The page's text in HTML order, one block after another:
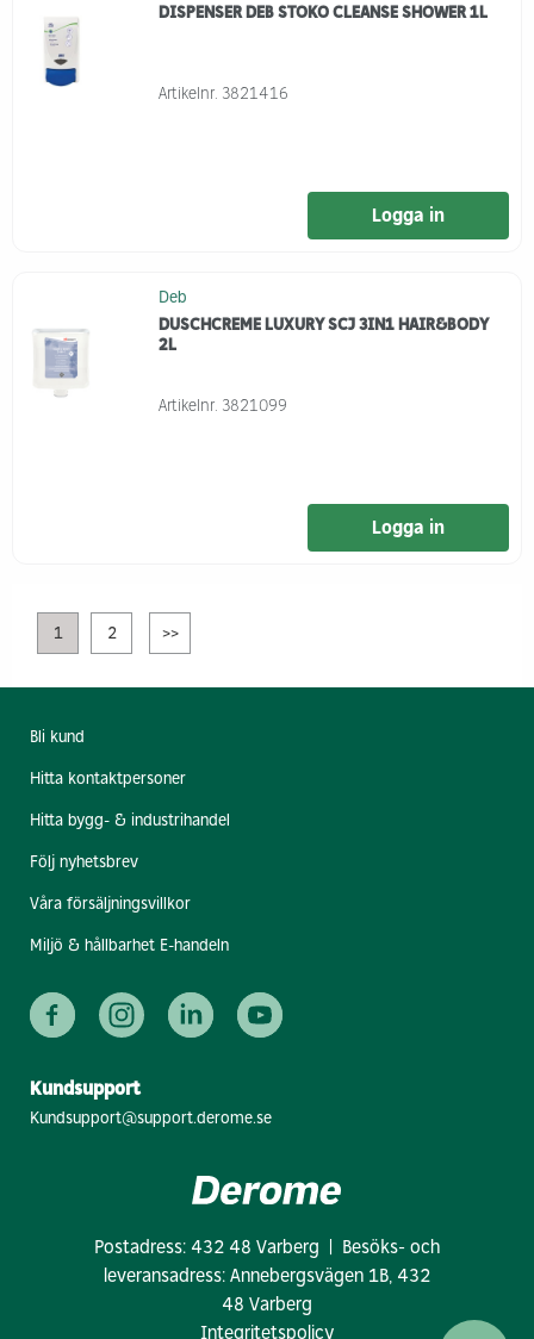
DISPENSER DEB STOKO CLEANSE SHOWER 1L
Artikelnr. 3821416
Logga in
Deb
DUSCHCREME LUXURY SCJ 3IN1 HAIR&BODY
2L
Artikelnr. 3821099
Logga in
1 2 >>
Bli kund
Hitta kontaktpersoner
Hitta bygg- & industrihandel
Följ nyhetsbrev
Våra försäljningsvillkor
Miljö & hållbarhet E-handeln
Kundsupport
Kundsupport@support.derome.se
Postadress: 432 48 Varberg | Besöks- och
leveransadress: Annebergsvägen 1B, 432
48 Varberg
Integritetspolicy